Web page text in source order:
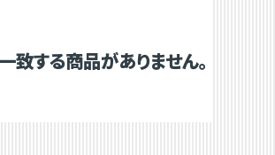
致する商品がありません。